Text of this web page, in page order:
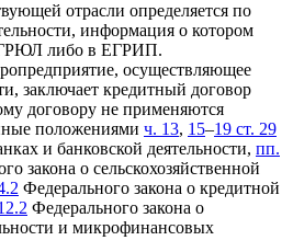
отрасли определяется по
информация о котором
либо в ЕГРИП.
осуществляющее
заключает кредитный договор
договору не применяются
положениями ч. 13, 15‒19 ст. 29
и банковской деятельности, пп.
закона о сельскохозяйственной
Федерального закона о кредитной
Федерального закона о
и микрофинансовых